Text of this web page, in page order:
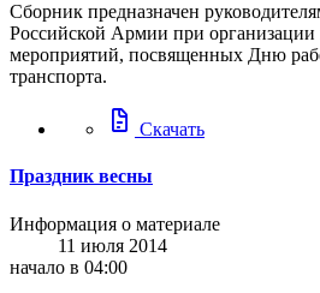
Сборник предназначен
Российской Армии при
мероприятий, посвященных Дню
транспорта.
docs Скачать
Праздник весны
Информация о материале
11 июля 2014
начало в 04:00